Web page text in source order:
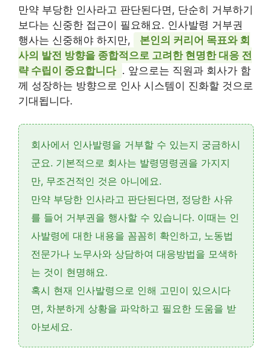
만약 부당한 인사라고 판단된다면, 단순히 거부하기
보다는 신중한 접근이 필요해요. 인사발령 거부권
행사는 신중해야 하지만,
본인의 커리어 목표와 회
사의 발전 방향을 종합적으로 고려한 현명한 대응 전
략 수립이 중요합니다 . 앞으로는 직원과 회사가 함
께 성장하는 방향으로 인사 시스템이 진화할 것으로
기대됩니다.
회사에서 인사발령을 거부할 수 있는지 궁금하시
군요. 기본적으로 회사는 발령명령권을 가지지
만, 무조건적인 것은 아니에요.
만약 부당한 인사라고 판단된다면, 정당한 사유
를 들어 거부권을 행사할 수 있습니다. 이때는 인
사발령에 대한 내용을 꼼꼼히 확인하고, 노동법
전문가나 노무사와 상담하여 대응방법을 모색하
는 것이 현명해요.
혹시 현재 인사발령으로 인해 고민이 있으시다
면, 차분하게 상황을 파악하고 필요한 도움을 받
아보세요.